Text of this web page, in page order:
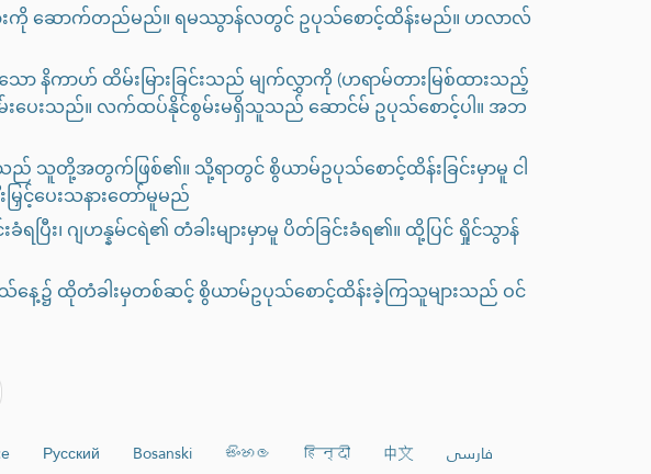
းကို ဆောက်တည်မည်။ ရမဿွာန်လတွင် ဥပုသ်စောင့်ထိန်းမည်။ ဟလာလ်
ကာဟ် ထိမ်းမြားခြင်းသည် မျက်လွှာကို (ဟရာမ်တားမြစ်ထားသည့်
းပေးသည်။ လက်ထပ်နိုင်စွမ်းမရှိသူသည် ဆောင်မ် ဥပုသ်စောင့်ပါ။ အဘ
တို့အတွက်ဖြစ်၏။ သို့ရာတွင် စွိယာမ်ဥပုသ်စောင့်ထိန်းခြင်းမှာမူ ငါ
င့်ပေးသနားတော်မူမည်
ြီး၊ ဂျဟန္နမ်ငရဲ၏ တံခါးများမှာမူ ပိတ်ခြင်းခံရ၏။ ထို့ပြင် ရှိုင်သွာန်
နေ့၌ ထိုတံခါးမှတစ်ဆင့် စွိယာမ်ဥပုသ်စောင့်ထိန်းခဲ့ကြသူများသည် ဝင်
Русский Bosanski සිංහල हिन्दी 中文
فارسی